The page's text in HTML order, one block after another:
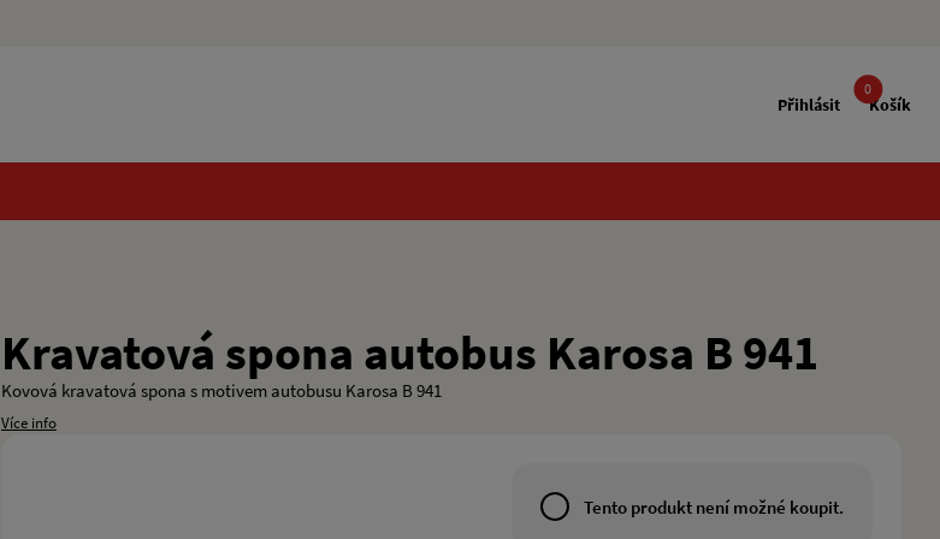
Přihlásit
0
Košík
Kravatová spona autobus Karosa B 941
Kovová kravatová spona s motivem autobusu Karosa B 941
Více info
Tento produkt není možné koupit.